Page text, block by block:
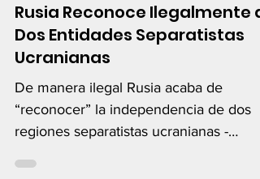
Rusia Reconoce Ilegalmente a
Dos Entidades Separatistas
Ucranianas
De manera ilegal Rusia acaba de
“reconocer” la independencia de dos
regiones separatistas ucranianas -